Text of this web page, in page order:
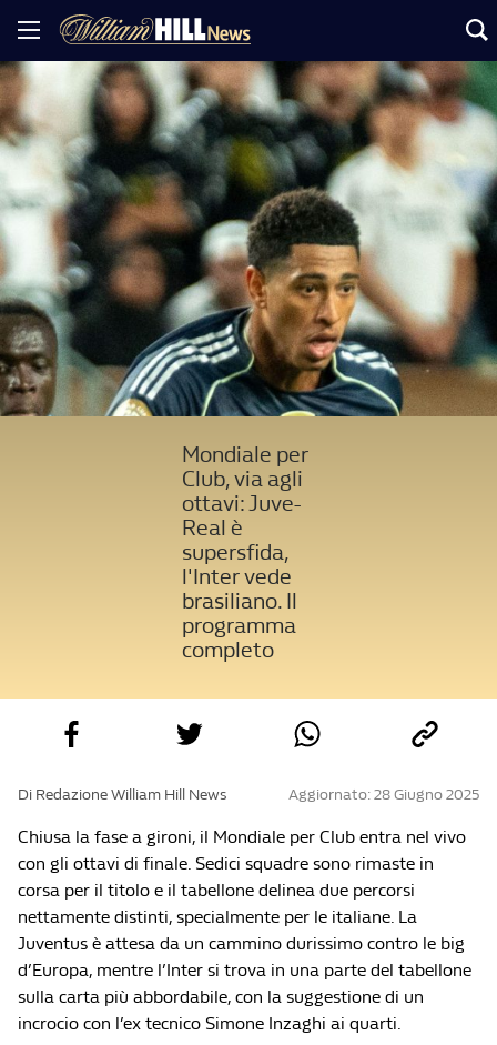
Mondiale per
Club, via agli
ottavi: Juve-
Real è
supersfida,
l'Inter vede
brasiliano. Il
programma
completo
Di Redazione William Hill News Aggiornato: 28 Giugno 2025
Chiusa la fase a gironi, il Mondiale per Club entra nel vivo
con gli ottavi di finale. Sedici squadre sono rimaste in
corsa per il titolo e il tabellone delinea due percorsi
nettamente distinti, specialmente per le italiane. La
Juventus è attesa da un cammino durissimo contro le big
d’Europa, mentre l’Inter si trova in una parte del tabellone
sulla carta più abbordabile, con la suggestione di un
incrocio con l’ex tecnico Simone Inzaghi ai quarti.